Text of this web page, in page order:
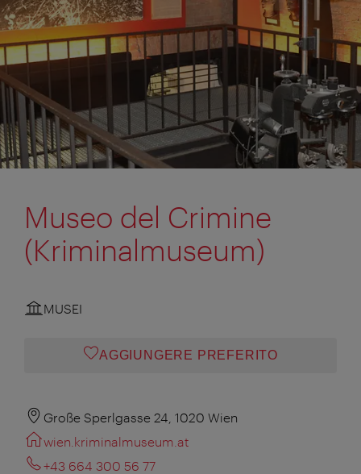
Museo del Crimine
(Kriminalmuseum)
MUSEI
AGGIUNGERE PREFERITO
Große Sperlgasse 24, 1020 Wien
wien.kriminalmuseum.at
+43 664 300 56 77